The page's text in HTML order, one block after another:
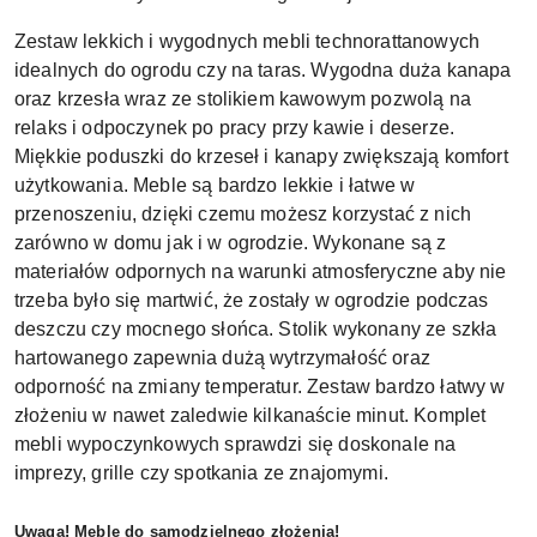
Zestaw lekkich i wygodnych mebli technorattanowych
idealnych do ogrodu czy na taras. Wygodna duża kanapa
oraz krzesła wraz ze stolikiem kawowym pozwolą na
relaks i odpoczynek po pracy przy kawie i deserze.
Miękkie poduszki do krzeseł i kanapy zwiększają komfort
użytkowania. Meble są bardzo lekkie i łatwe w
przenoszeniu, dzięki czemu możesz korzystać z nich
zarówno w domu jak i w ogrodzie. Wykonane są z
materiałów odpornych na warunki atmosferyczne aby nie
trzeba było się martwić, że zostały w ogrodzie podczas
deszczu czy mocnego słońca. Stolik wykonany ze szkła
hartowanego zapewnia dużą wytrzymałość oraz
odporność na zmiany temperatur. Zestaw bardzo łatwy w
złożeniu w nawet zaledwie kilkanaście minut. Komplet
mebli wypoczynkowych sprawdzi się doskonale na
imprezy, grille czy spotkania ze znajomymi.
Uwaga! Meble do samodzielnego złożenia!